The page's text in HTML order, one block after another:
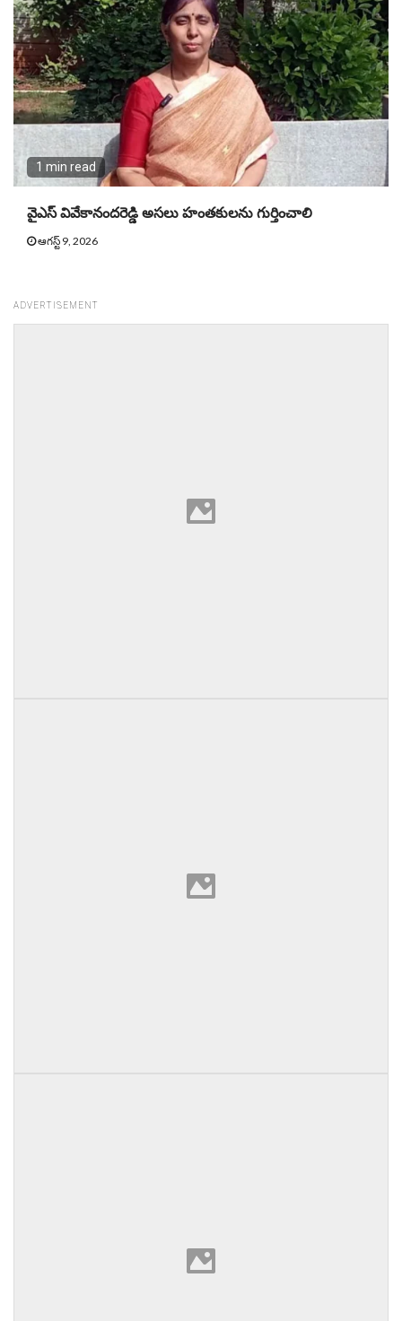
1 min read
వైఎస్‌ వివేకానందరెడ్డి అసలు హంతకులను గుర్తించాలి
ఆగస్ట్ 9, 2026
ADVERTISEMENT